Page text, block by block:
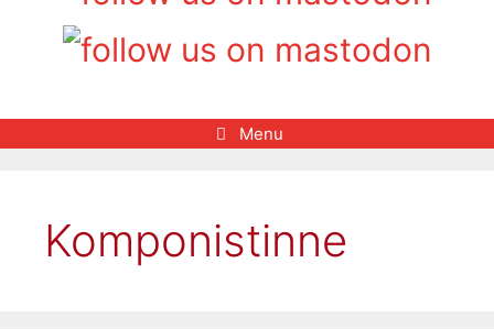
Menu
Komponistinne